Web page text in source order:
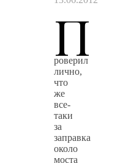
П
роверил
лично,
что
же
все-
таки
за
заправка
около
моста